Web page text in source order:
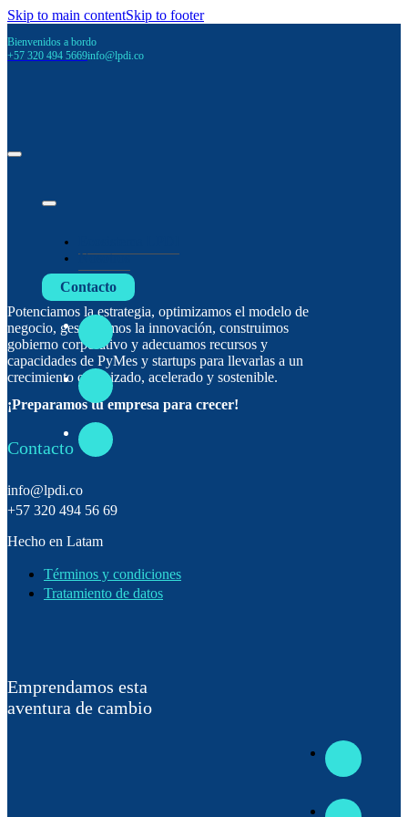
Skip to main contentSkip to footer
Bienvenidos a bordo
+57 320 494 5669info@lpdi.co
Nosotros
Contacto
Potenciamos la estrategia, optimizamos el modelo de
negocio, gestionamos la innovación, construimos
gobierno corporativo y adecuamos recursos y
capacidades de PyMes y startups para llevarlas a un
crecimiento organizado, acelerado y sostenible.
¡Preparamos tu empresa para crecer!
Contacto
info@lpdi.co
+57 320 494 56 69
Hecho en Latam
Términos y condiciones
Tratamiento de datos
Emprendamos esta
aventura de cambio